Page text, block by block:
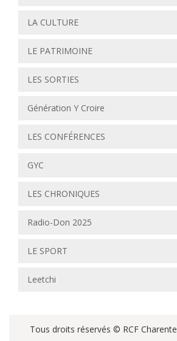
LA CULTURE
LE PATRIMOINE
LES SORTIES
Génération Y Croire
LES CONFÉRENCES
GYC
LES CHRONIQUES
Radio-Don 2025
LE SPORT
Leetchi
Tous droits réservés © RCF Charente